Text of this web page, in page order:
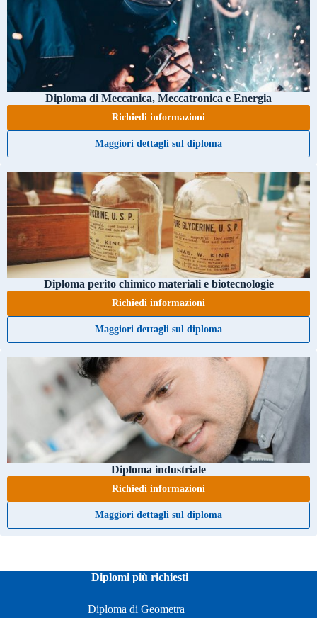
Diploma di Meccanica, Meccatronica e Energia
Richiedi informazioni
Maggiori dettagli sul diploma
Diploma perito chimico materiali e biotecnologie
Richiedi informazioni
Maggiori dettagli sul diploma
Diploma industriale
Richiedi informazioni
Maggiori dettagli sul diploma
Diplomi più richiesti
Diploma di Geometra